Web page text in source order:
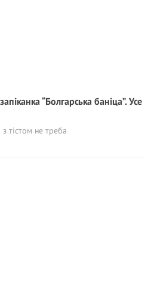
“Болгарська баніца”. Усе
тістом не треба